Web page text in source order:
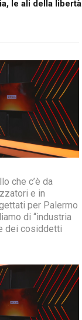
le ali della libertà
che c’è da
e in
per Palermo
di “industria
dei cosiddetti